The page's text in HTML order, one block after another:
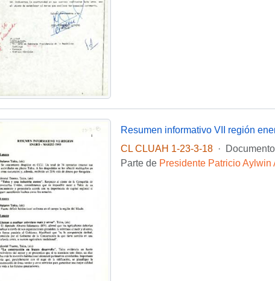
Resumen informativo VII región
CL CLUAH 1-23-3-18
· Documento
Parte de Presidente Patricio Aylwin